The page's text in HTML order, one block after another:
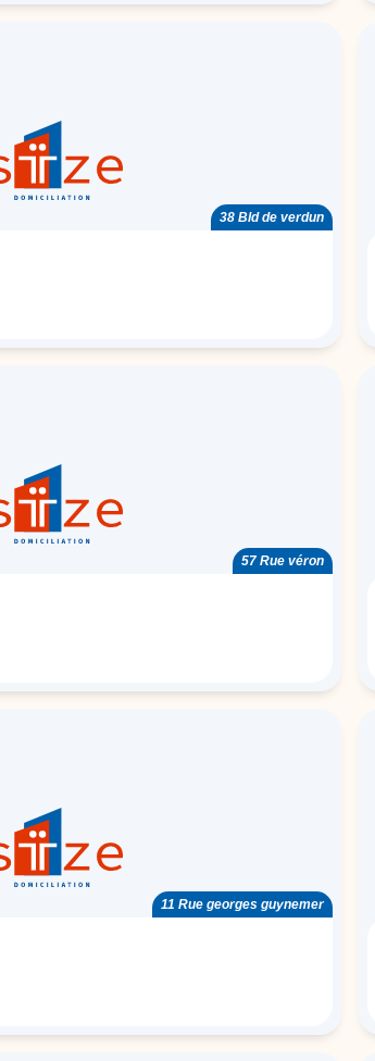
38 Bld de verdun
57 Rue véron
11 Rue georges guynemer